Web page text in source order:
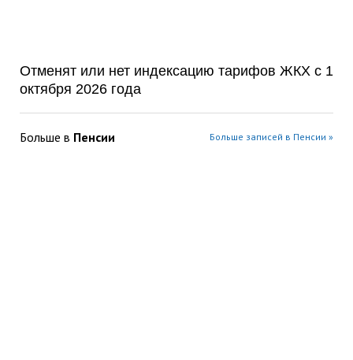
Отменят или нет индексацию тарифов ЖКХ с 1
октября 2026 года
Больше в Пенсии Больше записей в Пенсии »